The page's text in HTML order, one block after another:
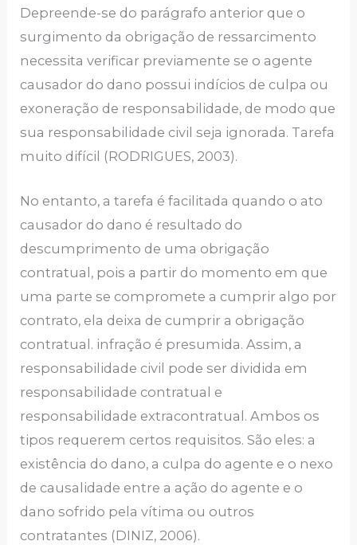
Depreende-se do parágrafo anterior que o
surgimento da obrigação de ressarcimento
necessita verificar previamente se o agente
causador do dano possui indícios de culpa ou
exoneração de responsabilidade, de modo que
sua responsabilidade civil seja ignorada. Tarefa
muito difícil (RODRIGUES, 2003).
No entanto, a tarefa é facilitada quando o ato
causador do dano é resultado do
descumprimento de uma obrigação
contratual, pois a partir do momento em que
uma parte se compromete a cumprir algo por
contrato, ela deixa de cumprir a obrigação
contratual. infração é presumida. Assim, a
responsabilidade civil pode ser dividida em
responsabilidade contratual e
responsabilidade extracontratual. Ambos os
tipos requerem certos requisitos. São eles: a
existência do dano, a culpa do agente e o nexo
de causalidade entre a ação do agente e o
dano sofrido pela vítima ou outros
contratantes (DINIZ, 2006).